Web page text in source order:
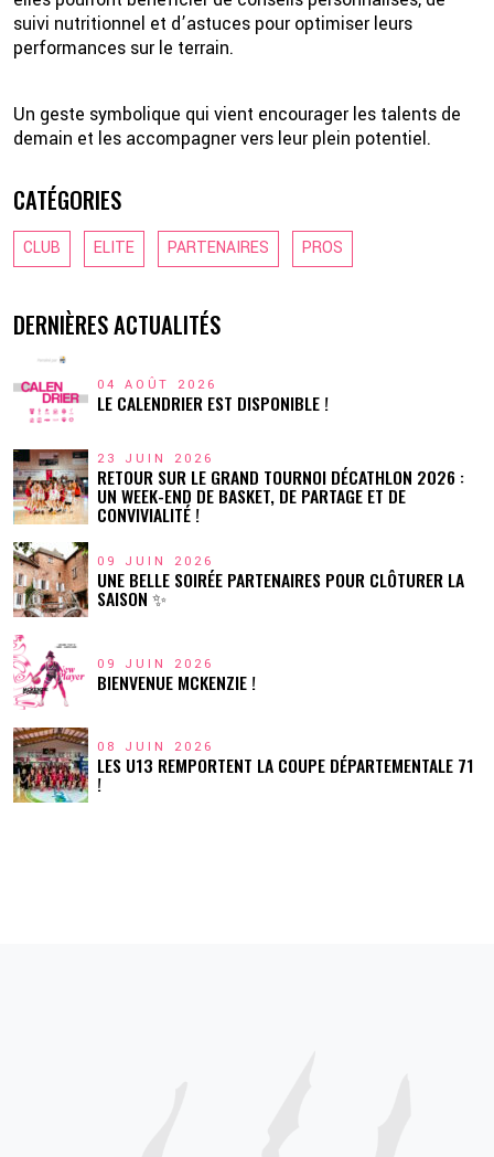
suivi nutritionnel et d’astuces pour optimiser leurs
performances sur le terrain.
Un geste symbolique qui vient encourager les talents de
demain et les accompagner vers leur plein potentiel.
CATÉGORIES
CLUB ELITE PARTENAIRES PROS
DERNIÈRES ACTUALITÉS
04 AOÛT 2026
LE CALENDRIER EST DISPONIBLE !
23 JUIN 2026
RETOUR SUR LE GRAND TOURNOI DÉCATHLON 2026 :
UN WEEK-END DE BASKET, DE PARTAGE ET DE
CONVIVIALITÉ !
09 JUIN 2026
UNE BELLE SOIRÉE PARTENAIRES POUR CLÔTURER LA
SAISON ✨
09 JUIN 2026
BIENVENUE MCKENZIE !
08 JUIN 2026
LES U13 REMPORTENT LA COUPE DÉPARTEMENTALE 71
!